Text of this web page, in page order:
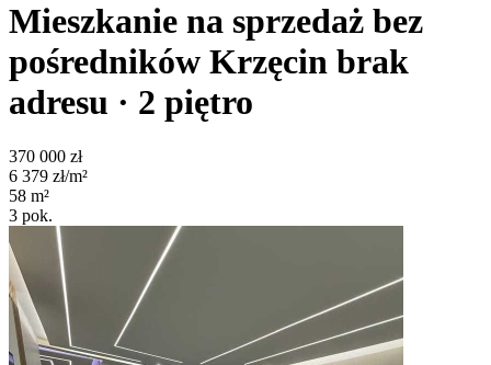
Mieszkanie na sprzedaż bez
pośredników Krzęcin brak
adresu · 2 piętro
370 000 zł
6 379 zł/m²
58 m²
3 pok.